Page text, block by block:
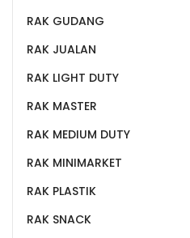
RAK GUDANG
RAK JUALAN
RAK LIGHT DUTY
RAK MASTER
RAK MEDIUM DUTY
RAK MINIMARKET
RAK PLASTIK
RAK SNACK